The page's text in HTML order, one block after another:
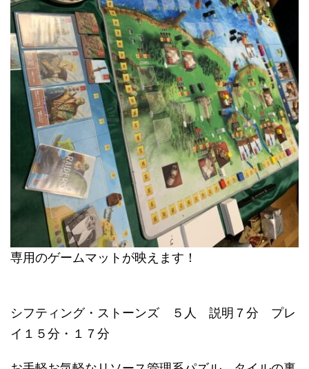
専用のゲームマットが映えます！
シフティング・ストーンズ ５人 説明７分 プレ
イ１５分・１７分